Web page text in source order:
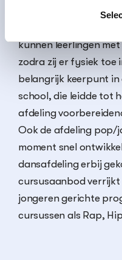
paar jaar deed ook
kunnen leerlingen
zodra zij er fysiek toe
belangrijk keerpunt in
school, die leidde tot
afdeling
Ook de afdeling pop/
moment snel
dansafdeling erbij
cursusaanbod
jongeren gerichte
cursussen als Rap,